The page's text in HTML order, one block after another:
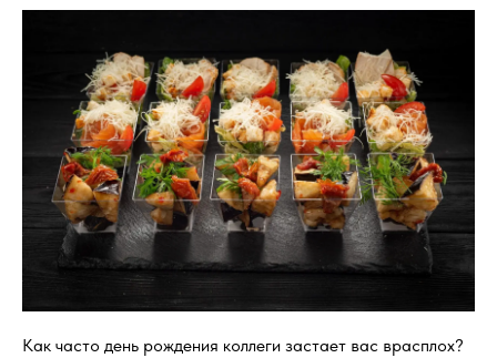
Как часто день рождения коллеги застает вас врасплох?